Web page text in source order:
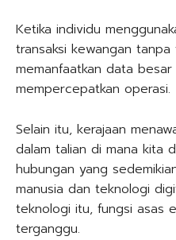
Ketika individu
transaksi kewangan tanpa
memanfaatkan data
mempercepatkan operasi.
Selain itu, kerajaan
dalam talian di mana kita
hubungan yang
manusia dan teknologi
teknologi itu, fungsi asas
terganggu.